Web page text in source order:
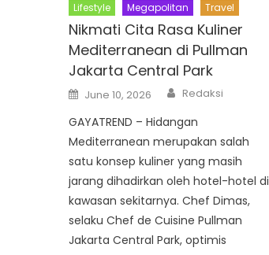
Lifestyle Megapolitan Travel
Nikmati Cita Rasa Kuliner
Mediterranean di Pullman
Jakarta Central Park
Posted
on
June 10, 2026 Author
Redaksi
GAYATREND – Hidangan
Mediterranean merupakan salah
satu konsep kuliner yang masih
jarang dihadirkan oleh hotel-hotel di
kawasan sekitarnya. Chef Dimas,
selaku Chef de Cuisine Pullman
Jakarta Central Park, optimis